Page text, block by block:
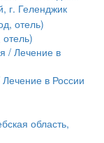
г. Геленджик
в России